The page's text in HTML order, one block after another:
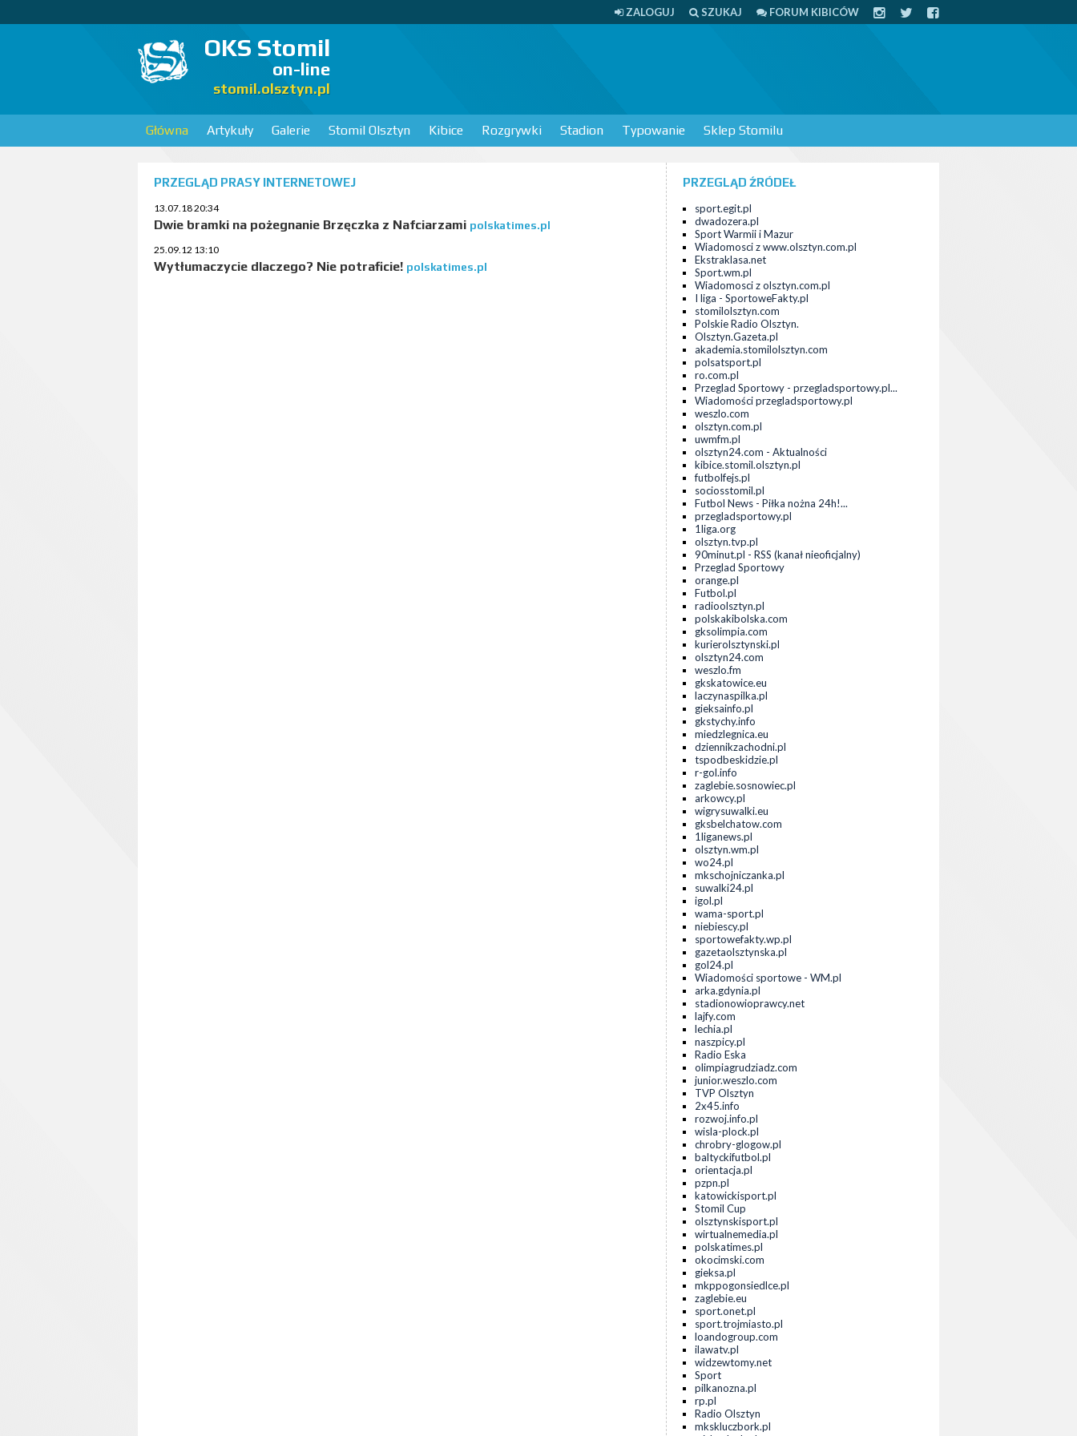
ZALOGUJ SZUKAJ FORUM KIBICÓW
OKS Stomil
on-line
stomil.olsztyn.pl
Główna Artykuły Galerie Stomil Olsztyn Kibice Rozgrywki Stadion Typowanie Sklep Stomilu
PRZEGLĄD PRASY INTERNETOWEJ
13.07.18 20:34
Dwie bramki na pożegnanie Brzęczka z Nafciarzami polskatimes.pl
25.09.12 13:10
Wytłumaczycie dlaczego? Nie potraficie! polskatimes.pl
PRZEGLĄD ŹRÓDEŁ
sport.egit.pl
dwadozera.pl
Sport Warmii i Mazur
Wiadomosci z www.olsztyn.com.pl
Ekstraklasa.net
Sport.wm.pl
Wiadomosci z olsztyn.com.pl
I liga - SportoweFakty.pl
stomilolsztyn.com
Polskie Radio Olsztyn.
Olsztyn.Gazeta.pl
akademia.stomilolsztyn.com
polsatsport.pl
ro.com.pl
Przeglad Sportowy - przegladsportowy.pl...
Wiadomości przegladsportowy.pl
weszlo.com
olsztyn.com.pl
uwmfm.pl
olsztyn24.com - Aktualności
kibice.stomil.olsztyn.pl
futbolfejs.pl
sociosstomil.pl
Futbol News - Piłka nożna 24h!...
przegladsportowy.pl
1liga.org
olsztyn.tvp.pl
90minut.pl - RSS (kanał nieoficjalny)
Przeglad Sportowy
orange.pl
Futbol.pl
radioolsztyn.pl
polskakibolska.com
gksolimpia.com
kurierolsztynski.pl
olsztyn24.com
weszlo.fm
gkskatowice.eu
laczynaspilka.pl
gieksainfo.pl
gkstychy.info
miedzlegnica.eu
dziennikzachodni.pl
tspodbeskidzie.pl
r-gol.info
zaglebie.sosnowiec.pl
arkowcy.pl
wigrysuwalki.eu
gksbelchatow.com
1liganews.pl
olsztyn.wm.pl
wo24.pl
mkschojniczanka.pl
suwalki24.pl
igol.pl
wama-sport.pl
niebiescy.pl
sportowefakty.wp.pl
gazetaolsztynska.pl
gol24.pl
Wiadomości sportowe - WM.pl
arka.gdynia.pl
stadionowioprawcy.net
lajfy.com
lechia.pl
naszpicy.pl
Radio Eska
olimpiagrudziadz.com
junior.weszlo.com
TVP Olsztyn
2x45.info
rozwoj.info.pl
wisla-plock.pl
chrobry-glogow.pl
baltyckifutbol.pl
orientacja.pl
pzpn.pl
katowickisport.pl
Stomil Cup
olsztynskisport.pl
wirtualnemedia.pl
polskatimes.pl
okocimski.com
gieksa.pl
mkppogonsiedlce.pl
zaglebie.eu
sport.onet.pl
sport.trojmiasto.pl
loandogroup.com
ilawatv.pl
widzewtomy.net
Sport
pilkanozna.pl
rp.pl
Radio Olsztyn
mkskluczbork.pl